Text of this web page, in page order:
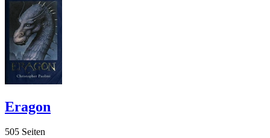
Eragon
505 Seiten